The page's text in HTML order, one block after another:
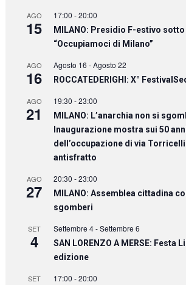
AGO
15
17:00 -20:00
MILANO: Presidio F-estivo
“Occupiamoci di Milano”
AGO
16
Agosto 16 -Agosto 22
ROCCATEDERIGHI: X°
AGO
21
19:30 -23:00
MILANO: L’anarchia non si
Inaugurazione mostra sui 50
dell’occupazione di via Torricelli
antisfratto
AGO
27
20:30 -23:00
MILANO: Assemblea cittadina
sgomberi
SET
4
Settembre 4-Settembre 6
SAN LORENZO A MERSE: Festa
edizione
SET 17:00 -20:00